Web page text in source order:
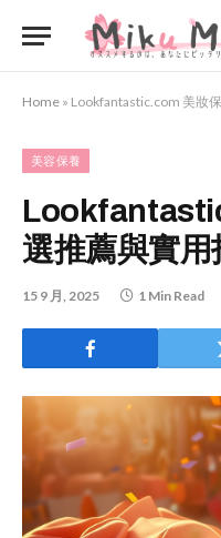
Home » Lookfantastic.com 美妝
美容保養
選推薦與實用
15 9 月, 2025 1 Min Read